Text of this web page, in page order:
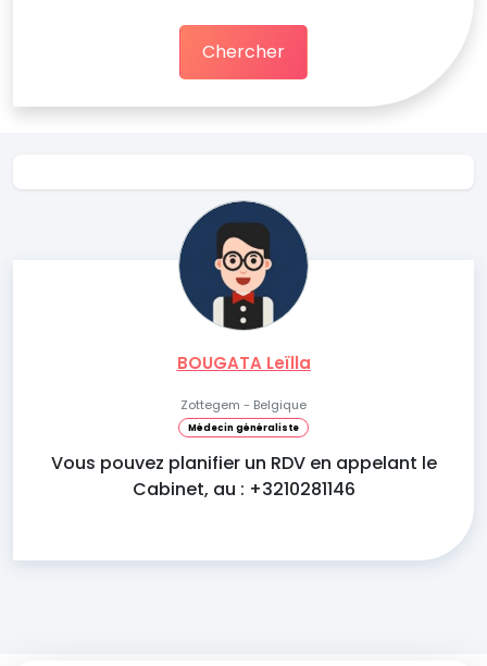
Chercher
BOUGATA Leïlla
Zottegem - Belgique
Médecin généraliste
Vous pouvez planifier un RDV en appelant le
Cabinet, au : +3210281146